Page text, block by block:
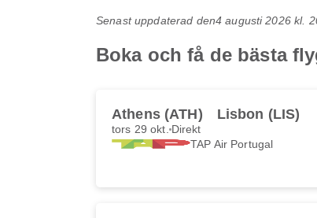
Senast uppdaterad den4 augusti 2026 kl.
Boka och få de bästa
Athens (ATH) Lisbon (LIS)
tors 29 okt. Direkt
TAP Air Portugal